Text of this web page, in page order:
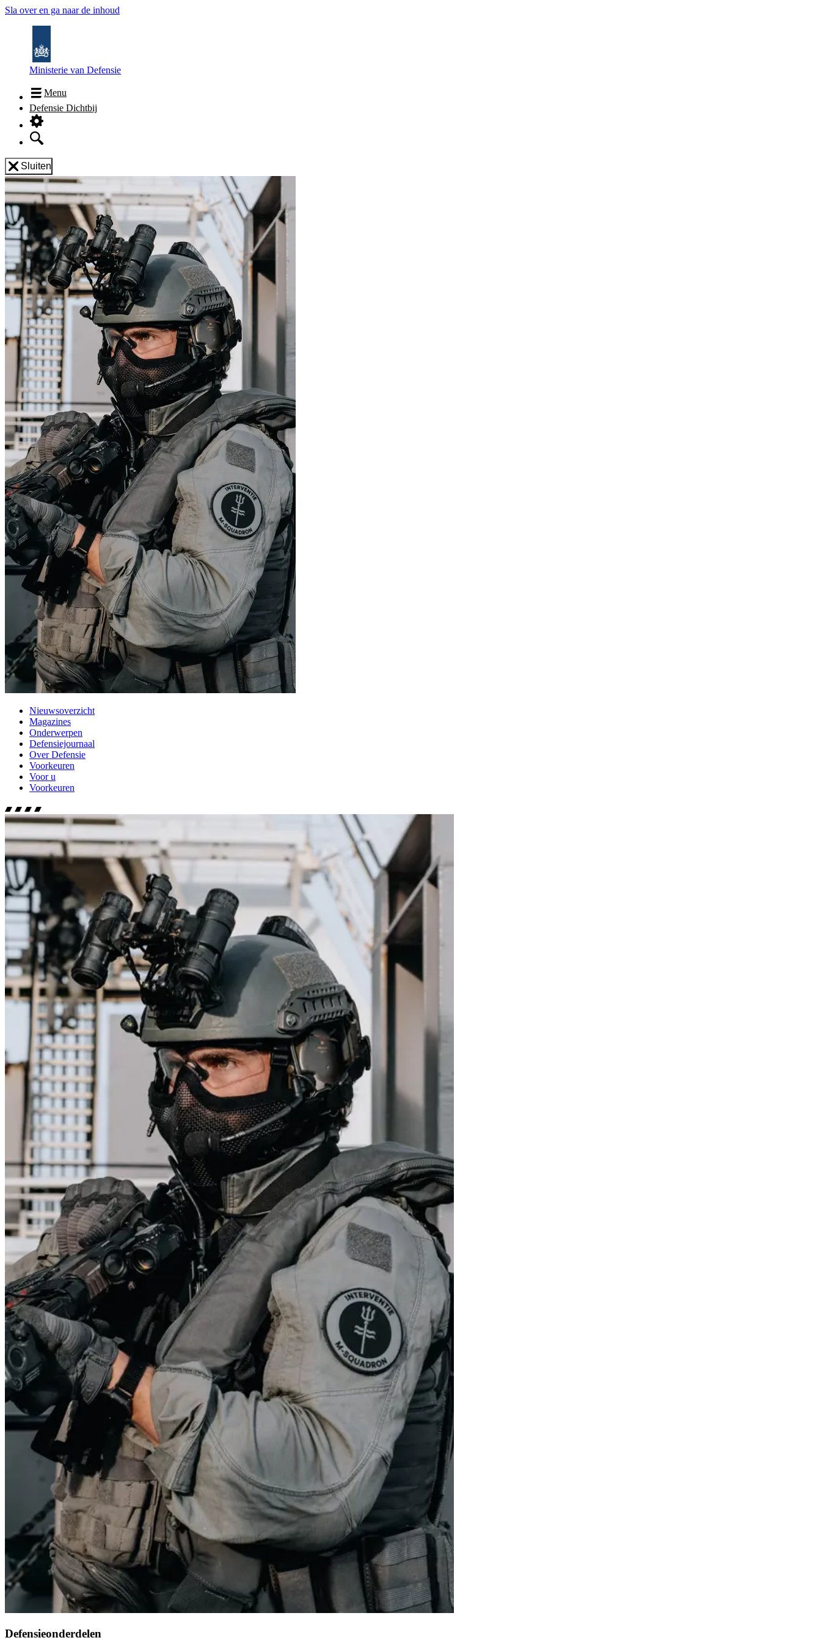
Sla over en ga naar de inhoud
Ministerie van Defensie
Menu
Defensie Dichtbij
Sluiten
Nieuwsoverzicht
Magazines
Onderwerpen
Defensiejournaal
Over Defensie
Voorkeuren
Voor u
Voorkeuren
Defensieonderdelen